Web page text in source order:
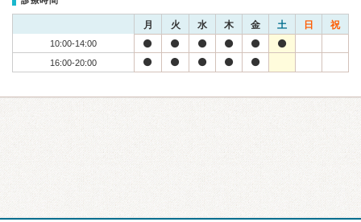
月 火 水 木 金 土 日 祝
10:00-14:00
16:00-20:00